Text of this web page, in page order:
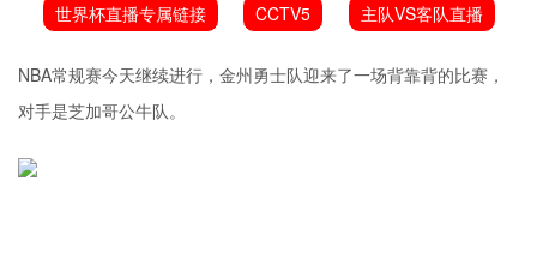
世界杯直播专属链接 CCTV5 主队VS客队直播
NBA常规赛今天继续进行，金州勇士队迎来了一场背靠背的比赛，
对手是芝加哥公牛队。